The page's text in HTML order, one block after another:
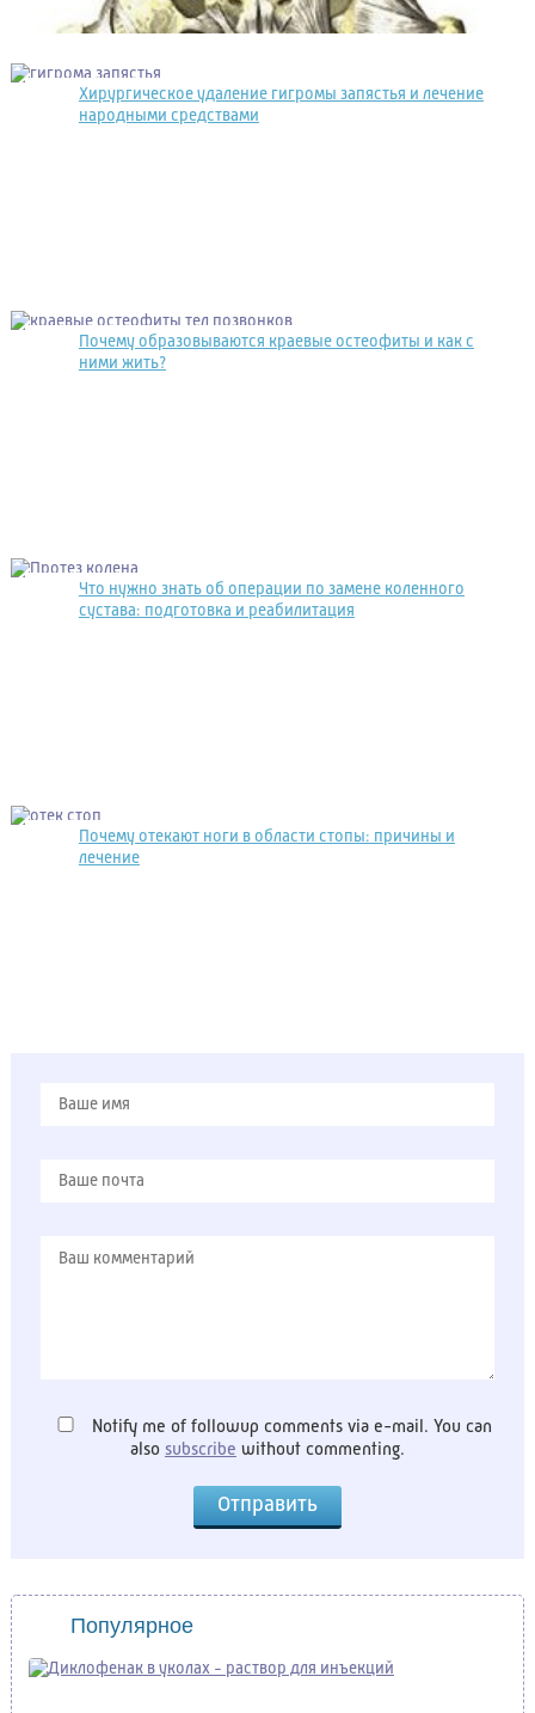
Хирургическое удаление гигромы запястья и лечение
народными средствами
Почему образовываются краевые остеофиты и как с
ними жить?
Что нужно знать об операции по замене коленного
сустава: подготовка и реабилитация
Почему отекают ноги в области стопы: причины и
лечение
Notify me of followup comments via e-mail. You can
also subscribe without commenting.
Популярное